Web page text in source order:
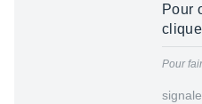
Pour
Pour